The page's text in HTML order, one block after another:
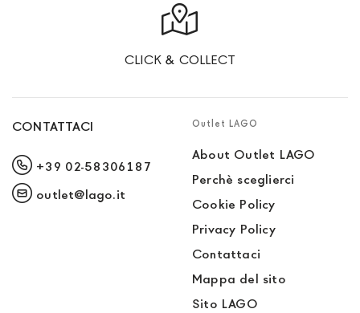
CLICK & COLLECT
CONTATTACI
+39 02-58306187
outlet@lago.it
Outlet LAGO
About Outlet LAGO
Perchè sceglierci
Cookie Policy
Privacy Policy
Contattaci
Mappa del sito
Sito LAGO